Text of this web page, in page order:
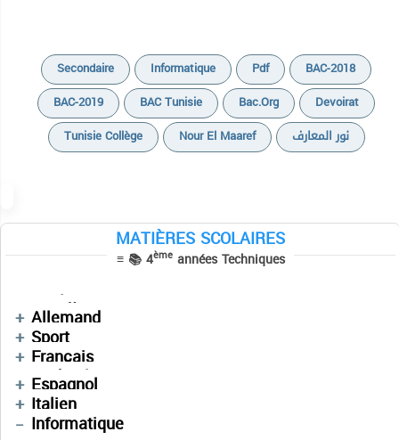
Secondaire Informatique Pdf
BAC-2018
BAC-2019
BAC Tunisie Bac.org
Devoirat
Tunisie Collège
Nour El Maaref نور المعارف
MATIÈRES SCOLAIRES
≡ 📚 4èmeannées Techniques
Anglais
Cours
Mathématiques
Cours
Devoirs
Résumés
العربية
Cours
Devoirs
Allemand
Devoirs
Sport
Enchainement
Français
Devoirs
Technologie
Cours
Devoirs
Espagnol
Cours
Italien
Devoirs
Informatique